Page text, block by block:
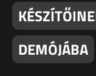
DEMÓJÁBA